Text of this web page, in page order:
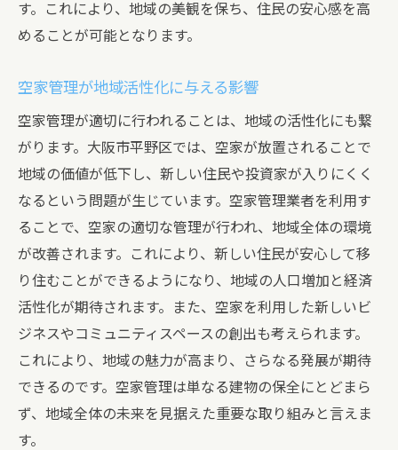
大阪市平野区に適した空家管理の方法
空家管理における地域住民との協力の重要
性
地域特性に応じた空家管理のカスタマイズ
空家管理の成功事例に学ぶベストプラクテ
ィス
地元の声を反映した空家管理の方針
空家管理がもたらす大阪市平野区の地域価値の
向上
空家管理が地域経済に与えるポジティブな
影響
地域価値向上のための空家管理の役割
空家管理による不動産価値の維持と向上
す。これにより、地域の美観を保ち、住民の安心感を高
めることが可能となります。
空家管理が地域活性化に与える影響
空家管理が適切に行われることは、地域の活性化にも繋
がります。大阪市平野区では、空家が放置されることで
地域の価値が低下し、新しい住民や投資家が入りにくく
なるという問題が生じています。空家管理業者を利用す
ることで、空家の適切な管理が行われ、地域全体の環境
が改善されます。これにより、新しい住民が安心して移
り住むことができるようになり、地域の人口増加と経済
活性化が期待されます。また、空家を利用した新しいビ
ジネスやコミュニティスペースの創出も考えられます。
これにより、地域の魅力が高まり、さらなる発展が期待
できるのです。空家管理は単なる建物の保全にとどまら
ず、地域全体の未来を見据えた重要な取り組みと言えま
す。